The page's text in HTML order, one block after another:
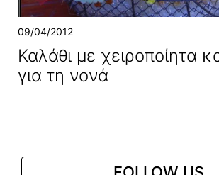
09/04/2012
Καλάθι με χειροποίητα
για τη νονά